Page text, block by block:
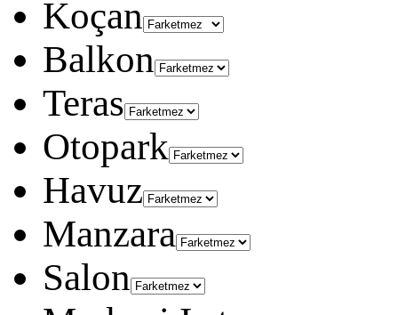
Koçan
Balkon
Teras
Otopark
Havuz
Manzara
Salon